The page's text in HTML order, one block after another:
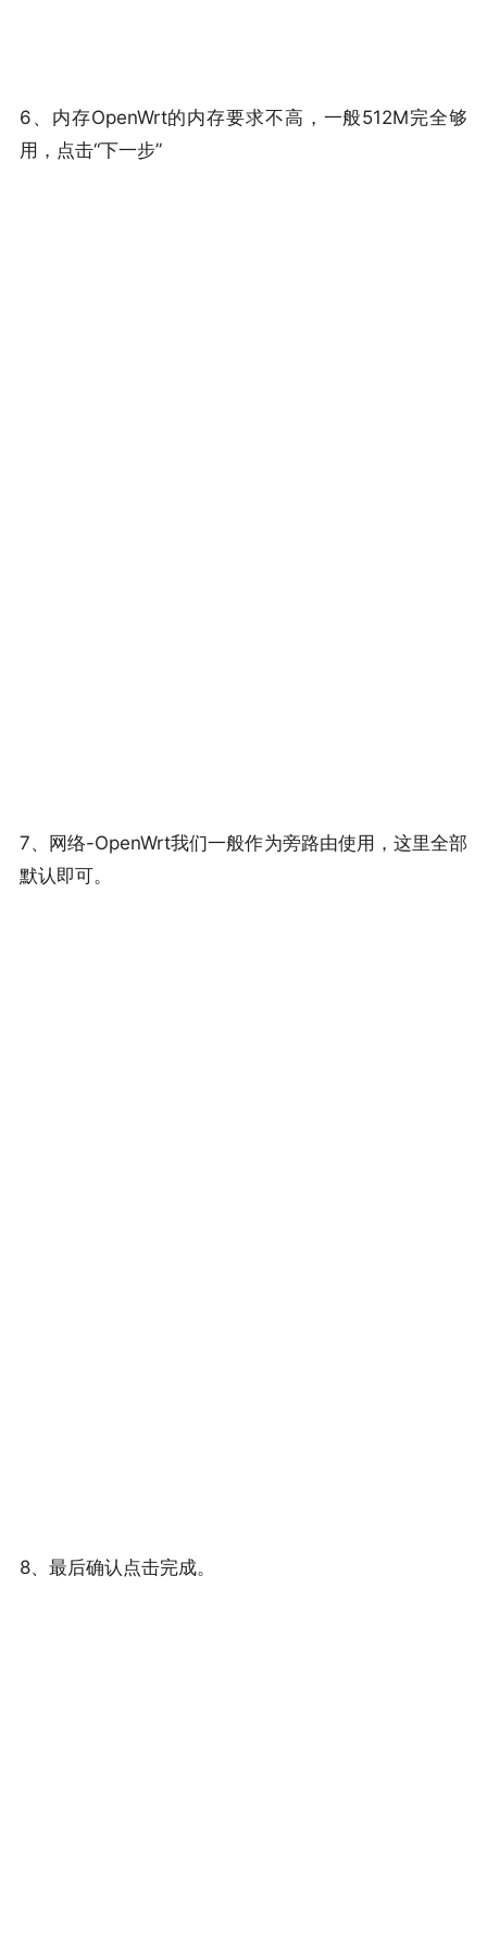
6、内存OpenWrt的内存要求不高，一般512M完全够
用，点击“下一步”
7、网络-OpenWrt我们一般作为旁路由使用，这里全部
默认即可。
8、最后确认点击完成。